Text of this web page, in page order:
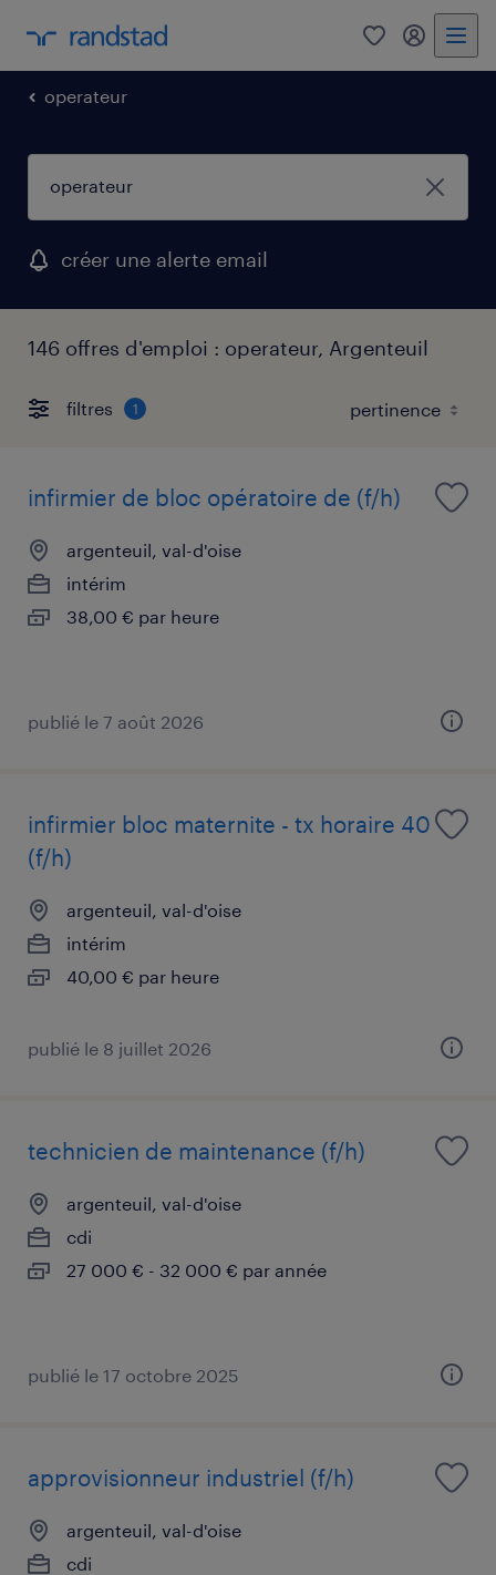
0 mon
operateur
créer une alerte email
146 offres d'emploi : operateur, Argenteuil
filtres 1
infirmier de bloc opératoire de (f/h)
argenteuil, val-d'oise
intérim
38,00 € par heure
publié le 7 août 2026
infirmier bloc maternite - tx horaire 40
(f/h)
argenteuil, val-d'oise
intérim
40,00 € par heure
publié le 8 juillet 2026
technicien de maintenance (f/h)
argenteuil, val-d'oise
cdi
27 000 € - 32 000 € par année
publié le 17 octobre 2025
approvisionneur industriel (f/h)
argenteuil, val-d'oise
cdi